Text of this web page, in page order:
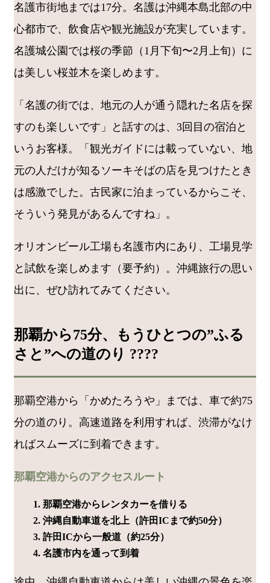
名護市街地までは17分。名護は沖縄本島北部の中
心都市で、飲食店や観光施設が充実しています。
名護城公園では桜の季節（1月下旬〜2月上旬）に
は美しい桜並木を楽しめます。
「名護の街では、地元の人が通う隠れた名店を探
すのも楽しいです」と話すのは、3回目の宿泊と
いうお客様。「観光ガイドには載っていない、地
元の人だけが知るソーキそばの店を見つけたとき
は感激でした。古民家に泊まっているからこそ、
そういう発見があるんですね」。
オリオンビール工場も名護市内にあり、工場見学
と試飲を楽しめます（要予約）。沖縄旅行の思い
出に、ぜひ訪れてみてください。
那覇から75分、もうひとつの”ふる
さと”への道のり ????️
那覇空港から「かめたろうや」までは、車で約75
分の道のり。高速道路を利用すれば、渋滞がなけ
ればスムーズに到着できます。
那覇空港からのアクセスルート
那覇空港からレンタカーを借りる
沖縄自動車道を北上（許田ICまで約50分）
許田ICから一般道（約25分）
名護市内を通って到着